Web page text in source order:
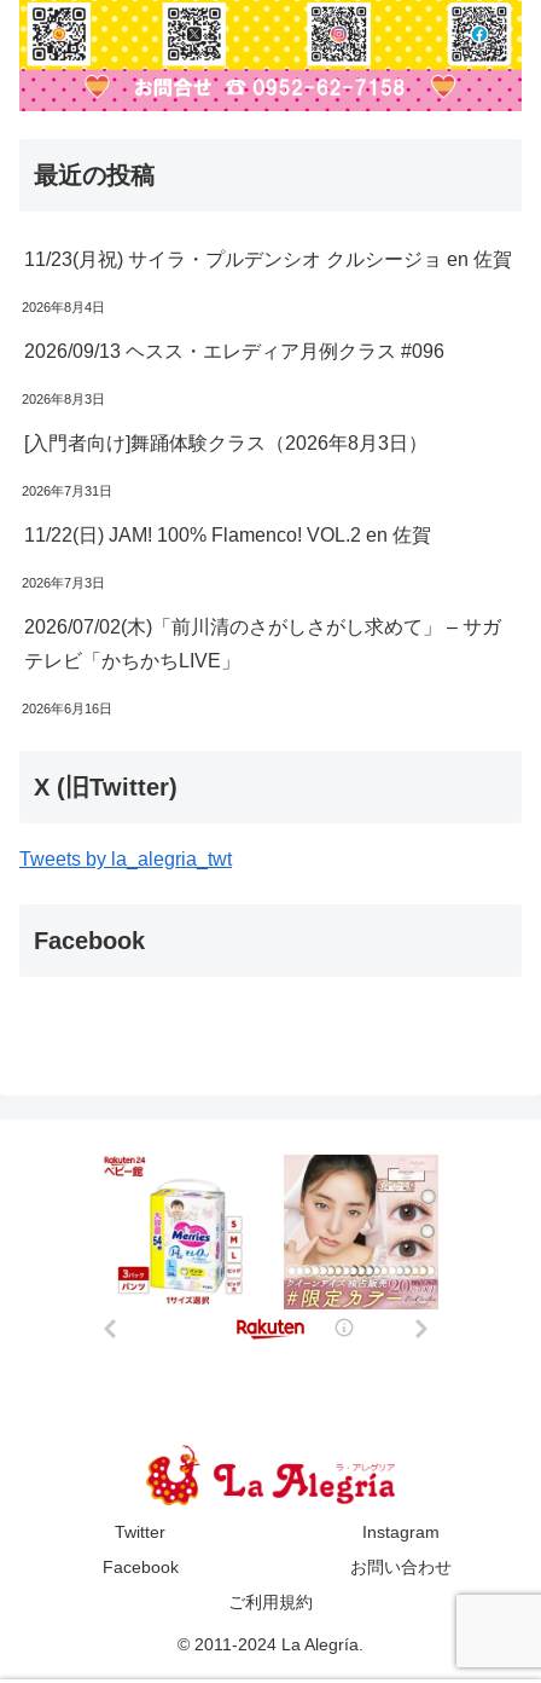
最近の投稿
11/23(月祝) サイラ・プルデンシオ クルシージョ en 佐賀
2026年8月4日
2026/09/13 ヘスス・エレディア月例クラス #096
2026年8月3日
[入門者向け]舞踊体験クラス（2026年8月3日）
2026年7月31日
11/22(日) JAM! 100% Flamenco! VOL.2 en 佐賀
2026年7月3日
2026/07/02(木)「前川清のさがしさがし求めて」 – サガ
テレビ「かちかちLIVE」
2026年6月16日
X (旧Twitter)
Tweets by la_alegria_twt
Facebook
Twitter
Instagram
Facebook
お問い合わせ
ご利用規約
© 2011-2024 La Alegría.